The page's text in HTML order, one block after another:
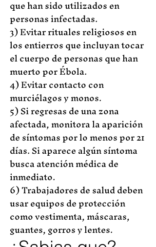
que han sido utilizados en
personas infectadas.
3) Evitar rituales religiosos en
los entierros que incluyan tocar
el cuerpo de personas que han
muerto por Ébola.
4) Evitar contacto con
murciélagos y monos.
5) Si regresas de una zona
afectada, monitora la aparición
de síntomas por lo menos por 21
días. Si aparece algún síntoma
busca atención médica de
inmediato.
6) Trabajadores de salud deben
usar equipos de protección
como vestimenta, máscaras,
guantes, gorros y lentes.